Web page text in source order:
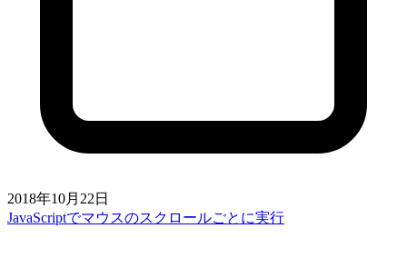
2018年10月22日
JavaScriptでマウスのスクロールごとに実行